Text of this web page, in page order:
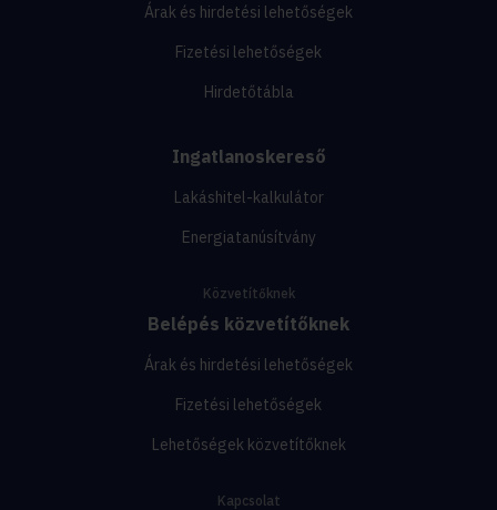
Árak és hirdetési lehetőségek
Fizetési lehetőségek
Hirdetőtábla
Ingatlanoskereső
Lakáshitel-kalkulátor
Energiatanúsítvány
Közvetítőknek
Belépés közvetítőknek
Árak és hirdetési lehetőségek
Fizetési lehetőségek
Lehetőségek közvetítőknek
Kapcsolat